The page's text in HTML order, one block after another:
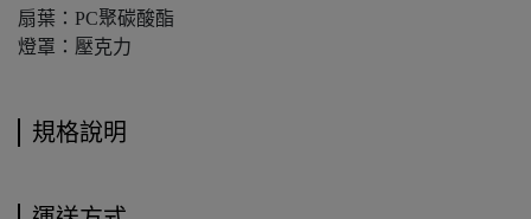
扇葉：PC聚碳酸酯
燈罩：壓克力
規格說明